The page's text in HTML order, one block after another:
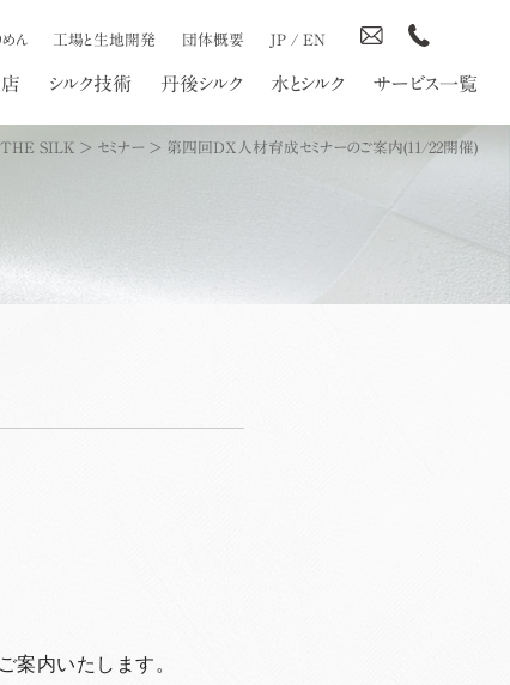
めん 工場と生地開発 団体概要 JP /EN
シルク技術 丹後シルク 水とシルク サービス一覧
THE SILK > セミナー > 第四回DX人材育成セミナーのご案内(11/22開催)
案内いたします。